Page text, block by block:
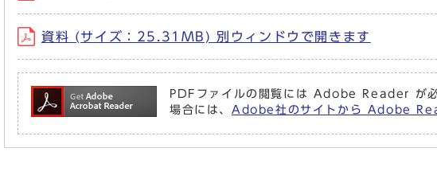
資料 (サイズ：25.31MB) 別ウィンドウで開きます
PDFファイルの閲覧には Adobe Reader が
場合には、 Adobe社のサイトから Adobe